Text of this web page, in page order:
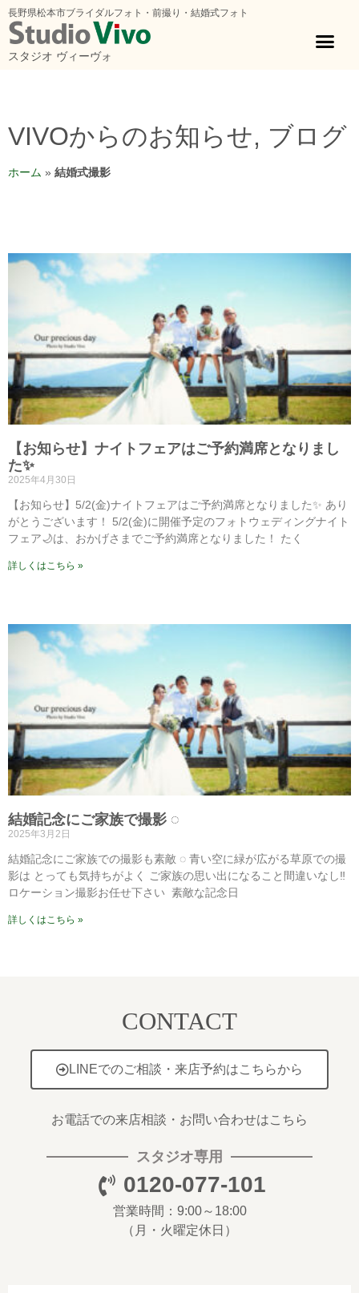
長野県松本市ブライダルフォト・前撮り・結婚式フォト
スタジオ ヴィーヴォ
VIVOからのお知らせ, ブログ
ホーム » 結婚式撮影
【お知らせ】ナイトフェアはご予約満席となりまし
た✨
2025年4月30日
【お知らせ】5/2(金)ナイトフェアはご予約満席となりました✨ あり
がとうございます！ 5/2(金)に開催予定のフォトウェディングナイト
フェア🌙は、おかげさまでご予約満席となりました！ たく
詳しくはこちら »
結婚記念にご家族で撮影 ◌⁡
2025年3月2日
結婚記念にご家族での撮影も素敵 ◌⁡ 青い空に緑が広がる草原での撮
影は⁡ とっても気持ちがよく⁡ ご家族の思い出になること間違いなし‼️⁡ ⁡
ロケーション撮影お任せ下さい⁡ ⁡ 素敵な記念日
詳しくはこちら »
CONTACT
LINEでのご相談・来店予約はこちらから
お電話での来店相談・お問い合わせはこちら
スタジオ専用
0120-077-101
営業時間：9:00～18:00
（月・火曜定休日）